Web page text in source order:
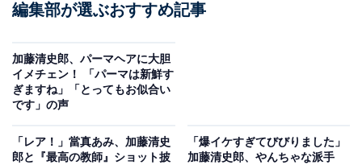
編集部が選ぶおすすめ記事
加藤清史郎、パーマヘアに大胆
イメチェン！ 「パーマは新鮮す
ぎますね」「とってもお似合い
です」の声
「レア！」當真あみ、加藤清史
郎と『最高の教師』ショット披
「爆イケすぎてびびりました」
加藤清史郎、やんちゃな派手